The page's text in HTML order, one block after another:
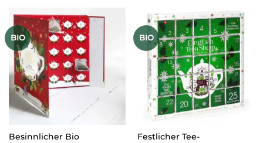
BIO
Besinnlicher Bio
BIO
Festlicher Tee-